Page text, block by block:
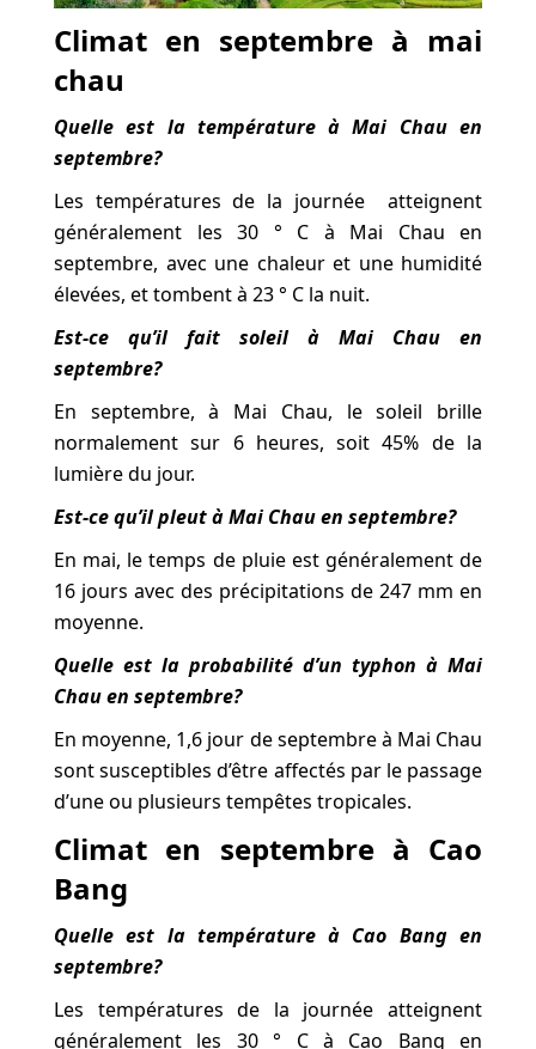
Climat en septembre à mai
chau
Quelle est la température à Mai Chau en
septembre?
Les températures de la journée atteignent
généralement les 30 ° C à Mai Chau en
septembre, avec une chaleur et une humidité
élevées, et tombent à 23 ° C la nuit.
Est-ce qu’il fait soleil à Mai Chau en
septembre?
En septembre, à Mai Chau, le soleil brille
normalement sur 6 heures, soit 45% de la
lumière du jour.
Est-ce qu’il pleut à Mai Chau en septembre?
En mai, le temps de pluie est généralement de
16 jours avec des précipitations de 247 mm en
moyenne.
Quelle est la probabilité d’un typhon à Mai
Chau en septembre?
En moyenne, 1,6 jour de septembre à Mai Chau
sont susceptibles d’être affectés par le passage
d’une ou plusieurs tempêtes tropicales.
Climat en septembre à Cao
Bang
Quelle est la température à Cao Bang en
septembre?
Les températures de la journée atteignent
généralement les 30 ° C à Cao Bang en